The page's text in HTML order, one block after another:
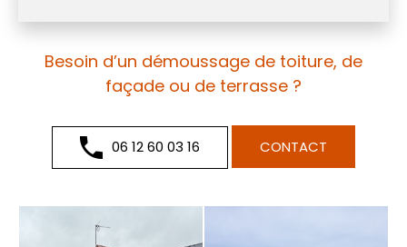
Besoin d’un démoussage de toiture, de
façade ou de terrasse ?
06 12 60 03 16 CONTACT